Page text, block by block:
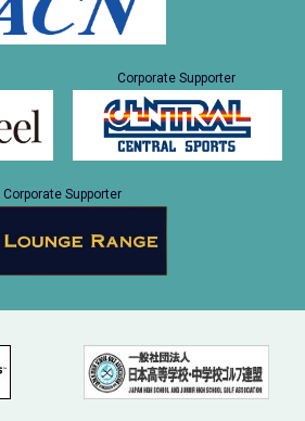
Corporate Supporter
Corporate Supporter